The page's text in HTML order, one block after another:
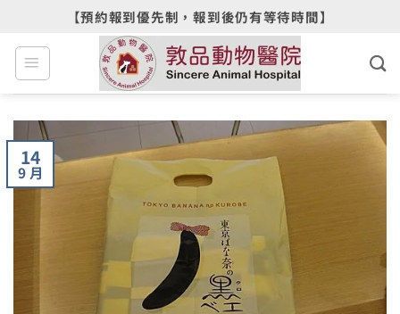
content
【預約報到優先制，報到後仍有等待時間】
14
9 月